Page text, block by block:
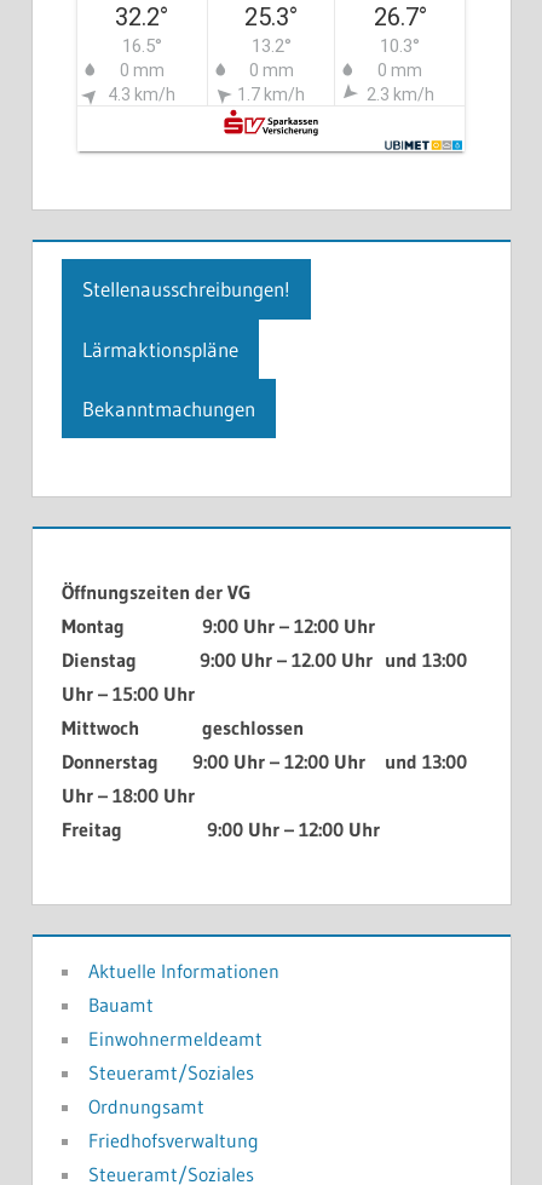
32.2°
16.5°
0 mm
4.3 km/h
25.3°
13.2°
0 mm
1.7 km/h
26.7°
10.3°
0 mm
2.3 km/h
Stellenausschreibungen!
Lärmaktionspläne
Bekanntmachungen
Öffnungszeiten der VG
Montag 9:00 Uhr – 12:00 Uhr
Dienstag 9:00 Uhr – 12.00 Uhr und 13:00
Uhr – 15:00 Uhr
Mittwoch geschlossen
Donnerstag 9:00 Uhr – 12:00 Uhr und 13:00
Uhr – 18:00 Uhr
Freitag 9:00 Uhr – 12:00 Uhr
Aktuelle Informationen
Bauamt
Einwohnermeldeamt
Steueramt/Soziales
Ordnungsamt
Friedhofsverwaltung
Steueramt/Soziales